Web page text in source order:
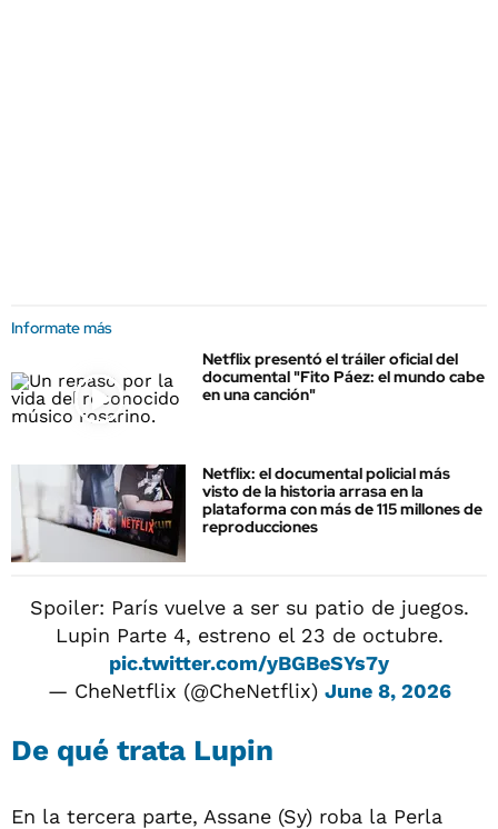
Informate más
Netflix presentó el tráiler oficial del
documental "Fito Páez: el mundo cabe
en una canción"
Netflix: el documental policial más
visto de la historia arrasa en la
plataforma con más de 115 millones de
reproducciones
Spoiler: París vuelve a ser su patio de juegos.
Lupin Parte 4, estreno el 23 de octubre.
pic.twitter.com/yBGBeSYs7y
— CheNetflix (@CheNetflix) June 8, 2026
De qué trata Lupin
En la tercera parte, Assane (Sy) roba la Perla